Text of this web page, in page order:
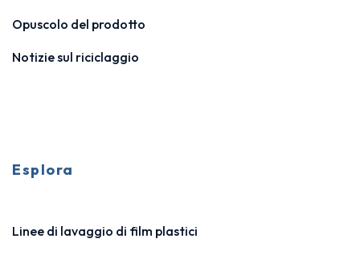
Opuscolo del prodotto
Notizie sul riciclaggio
Esplora
Linee di lavaggio di film plastici